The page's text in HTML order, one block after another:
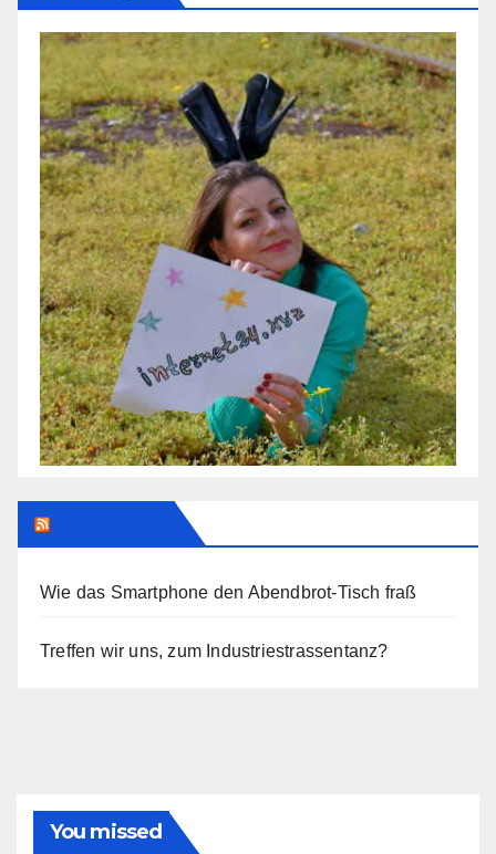
Wie das Smartphone den Abendbrot-Tisch fraß
Treffen wir uns, zum Industriestrassentanz?
You missed